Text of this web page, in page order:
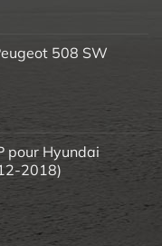
508 SW
pour Hyundai
2018)